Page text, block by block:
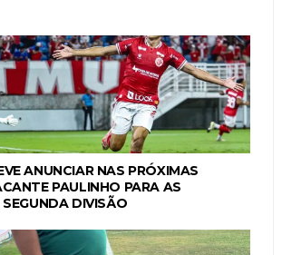
ANUNCIAR NAS PRÓXIMAS
PAULINHO PARA AS
DIVISÃO